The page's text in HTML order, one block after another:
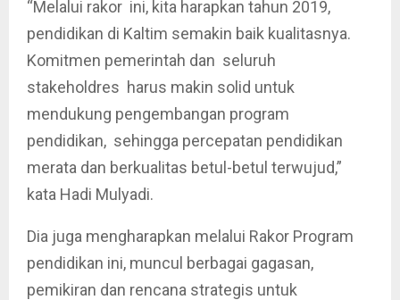
“Melalui rakor ini, kita harapkan tahun 2019,
pendidikan di Kaltim semakin baik kualitasnya.
Komitmen pemerintah dan seluruh
stakeholdres harus makin solid untuk
mendukung pengembangan program
pendidikan, sehingga percepatan pendidikan
merata dan berkualitas betul-betul terwujud,”
kata Hadi Mulyadi.
Dia juga mengharapkan melalui Rakor Program
pendidikan ini, muncul berbagai gagasan,
pemikiran dan rencana strategis untuk